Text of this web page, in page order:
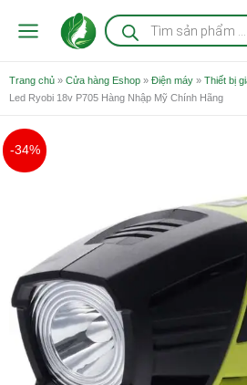
Tìm
kiếm
sản
Trang chủ » Cửa hàng Eshop » Điện máy » Thiết bị
Led Ryobi 18v P705 Hàng Nhập Mỹ Chính Hãng
-34%
450.000 ₫.là: